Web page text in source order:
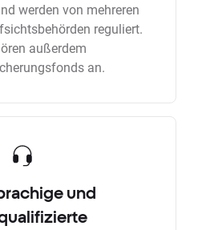
werden von mehreren
reguliert.
außerdem
an.
und